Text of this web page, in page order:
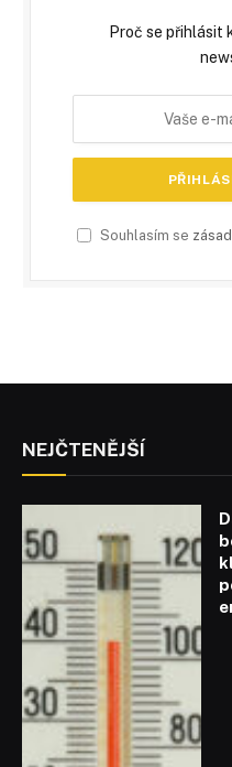
Proč se přihlásit
Souhlasím se
NEJČTENĚJŠÍ